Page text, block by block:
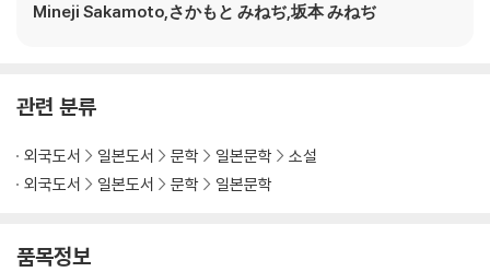
Mineji Sakamoto,さかもと みねぢ,坂本 みねぢ
관련 분류
외국도서 일본도서 문학 일본문학
소설
외국도서
일본도서 문학 일본문학
품목정보